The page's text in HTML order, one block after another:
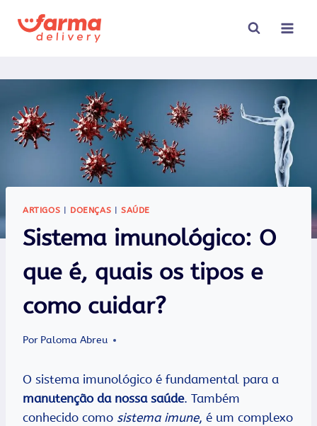
para
ARTIGOS DOENÇAS SAÚDE
Sistema imunológico: O
que é, quais os tipos e
como cuidar?
Por Paloma Abreu
O sistema imunológico é fundamental para a
manutenção da nossa saúde. Também
conhecido como sistema imune, é um complexo